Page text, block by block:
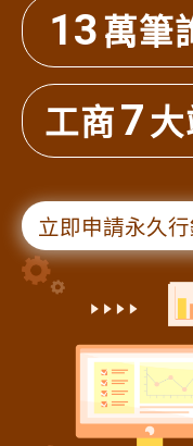
13萬筆
工商7
立即申請永久行